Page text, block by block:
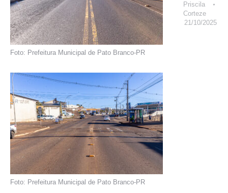
Foto: Prefeitura Municipal de Pato Branco-PR
Foto: Prefeitura Municipal de Pato Branco-PR
Priscila
Corteze
21/10/2025